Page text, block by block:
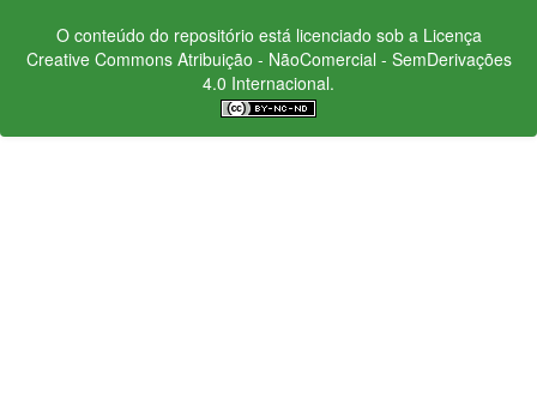
O conteúdo do repositório está licenciado sob a Licença
Creative CommonsAtribuição - NãoComercial - SemDerivações
4.0 Internacional.